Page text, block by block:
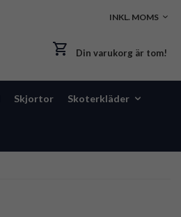
Din varukorg är tom!
Skjortor Skoterkläder